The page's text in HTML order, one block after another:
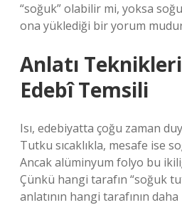
“soğuk” olabilir mi, yoksa
ona yüklediği bir yorum
Anlatı Teknikleri
Edebî Temsili
Isı, edebiyatta çoğu zaman
Tutku sıcaklıkla, mesafe ise
Ancak alüminyum folyo bu
Çünkü hangi tarafın “soğuk
anlatının hangi tarafının